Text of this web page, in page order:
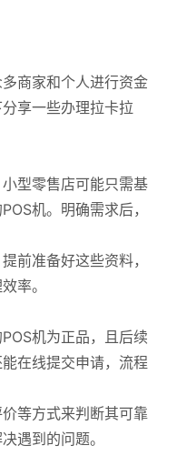
商家和个人进行资金
享一些办理拉卡拉
型零售店可能只需基
机。明确需求后，
前准备好这些资料，
率。
机为正品，且后续
在线提交申请，流程
等方式来判断其可靠
遇到的问题。